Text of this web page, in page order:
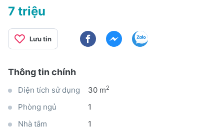
7 triệu
Lưu tin
Thông tin chính
Diện tích sử dụng 30 m2
Phòng ngủ
1
Nhà tắm
1